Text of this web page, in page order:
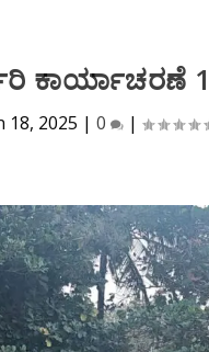
ಕಾರ್ಯಾಚರಣೆ
18, 2025 |0 |